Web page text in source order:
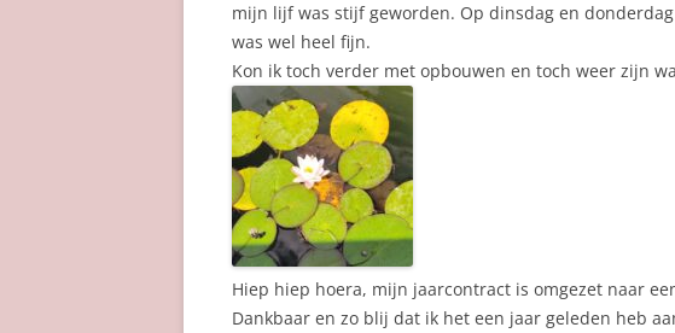
mijn lijf was stijf geworden. Op dinsdag en
was wel heel fijn.
Kon ik toch verder met opbouwen en toch weer zijn
Hiep hiep hoera, mijn jaarcontract is omgezet naar
Dankbaar en zo blij dat ik het een jaar geleden heb